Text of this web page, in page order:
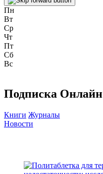
Пн
Вт
Ср
Чт
Пт
Сб
Вс
Подписка Онлайн
Книги Журналы
Новости